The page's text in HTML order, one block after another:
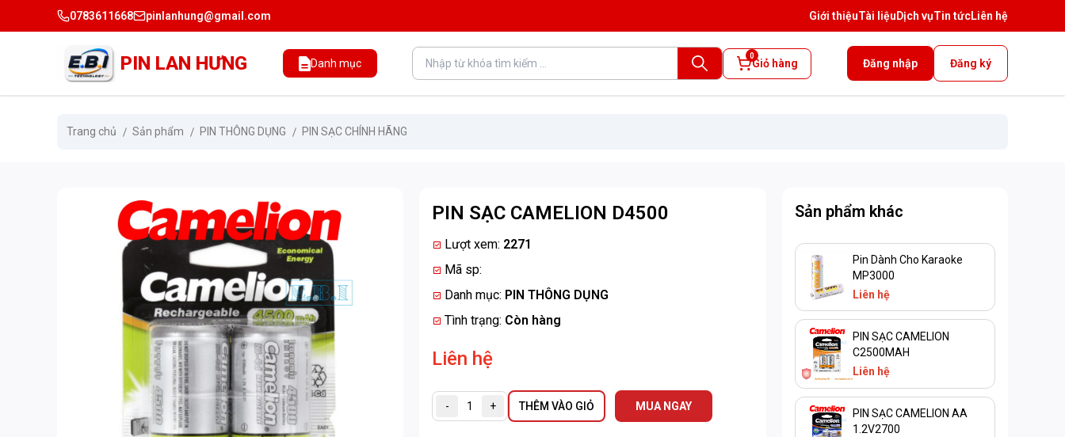
0783611668 pinlanhung@gmail.com Giới thiệuTài liệuDịch vụTin tứcLiên hệ
PIN LAN HƯNG Danh mục
0
Giỏ hàng Đăng nhập Đăng ký
Trang chủ Sản phẩm PIN THÔNG DỤNG PIN SẠC CHÍNH HÃNG
PIN SẠC CAMELION D4500
Lượt xem: 2271
Mã sp:
Danh mục: PIN THÔNG DỤNG
Tình trạng: Còn hàng
Liên hệ
- + THÊM VÀO GIỎ MUA NGAY
Sản phẩm khác
Pin Dành Cho Karaoke
MP3000
Liên hệ
PIN SẠC CAMELION
C2500MAH
Liên hệ
PIN SẠC CAMELION AA
1.2V2700